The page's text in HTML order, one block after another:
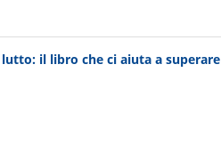
il libro che ci aiuta a superare